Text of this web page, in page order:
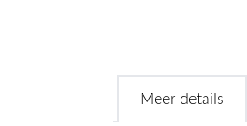
Meer details